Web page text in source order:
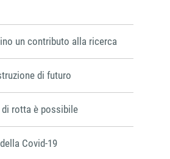
un contributo alla ricerca
di futuro
rotta è possibile
Covid-19